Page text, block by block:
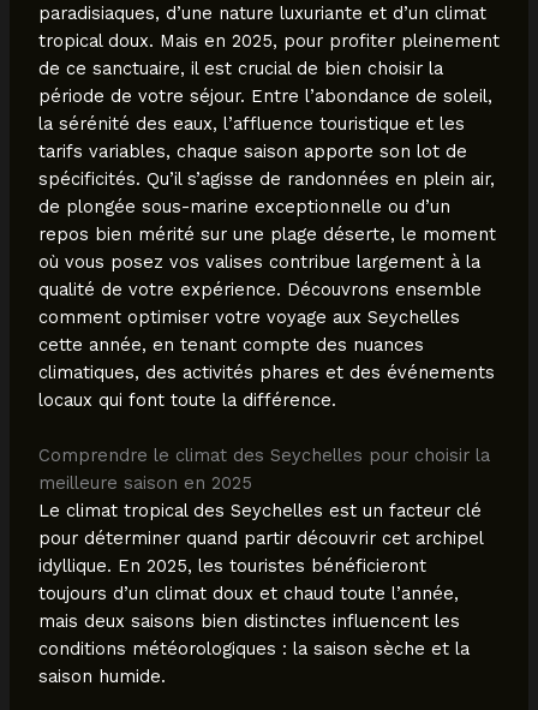
paradisiaques, d’une nature luxuriante et d’un climat
tropical doux. Mais en 2025, pour profiter pleinement
de ce sanctuaire, il est crucial de bien choisir la
période de votre séjour. Entre l’abondance de soleil,
la sérénité des eaux, l’affluence touristique et les
tarifs variables, chaque saison apporte son lot de
spécificités. Qu’il s’agisse de randonnées en plein air,
de plongée sous-marine exceptionnelle ou d’un
repos bien mérité sur une plage déserte, le moment
où vous posez vos valises contribue largement à la
qualité de votre expérience. Découvrons ensemble
comment optimiser votre voyage aux Seychelles
cette année, en tenant compte des nuances
climatiques, des activités phares et des événements
locaux qui font toute la différence.
Comprendre le climat des Seychelles pour choisir la
meilleure saison en 2025
Le climat tropical des Seychelles est un facteur clé
pour déterminer quand partir découvrir cet archipel
idyllique. En 2025, les touristes bénéficieront
toujours d’un climat doux et chaud toute l’année,
mais deux saisons bien distinctes influencent les
conditions météorologiques : la saison sèche et la
saison humide.